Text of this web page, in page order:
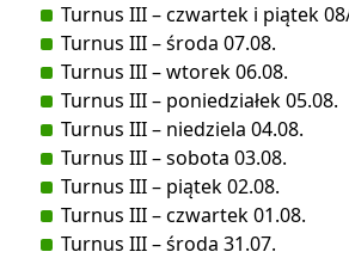
Turnus III – czwartek i piątek
Turnus III – środa 07.08.
Turnus III – wtorek 06.08.
Turnus III – poniedziałek 05.08.
Turnus III – niedziela 04.08.
Turnus III – sobota 03.08.
Turnus III – piątek 02.08.
Turnus III – czwartek 01.08.
Turnus III – środa 31.07.